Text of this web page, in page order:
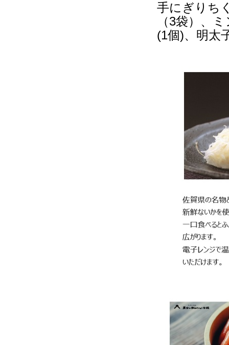
手にぎりち
（3袋）、
(1個)、明太